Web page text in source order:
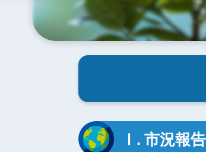
Ⅰ. 市況報告